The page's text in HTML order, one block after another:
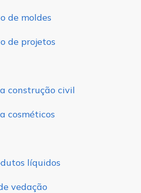
de moldes
de projetos
construção civil
cosméticos
líquidos
vedação